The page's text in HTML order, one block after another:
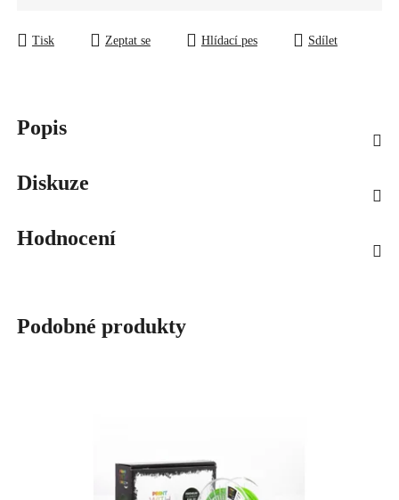
Tisk Zeptat se Hlídací pes Sdílet
Popis
Diskuze
Hodnocení
Podobné produkty